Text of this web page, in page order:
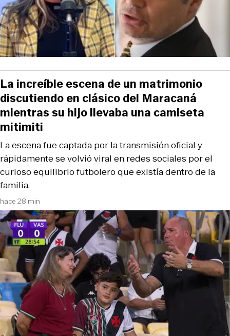
hace 28 min
La escena fue captada por la transmisión oficial y
rápidamente se volvió viral en redes sociales por el
curioso equilibrio futbolero que existía dentro de la
familia.
La increíble escena de un matrimonio
discutiendo en clásico del Maracaná
mientras su hijo llevaba una camiseta
mitimiti